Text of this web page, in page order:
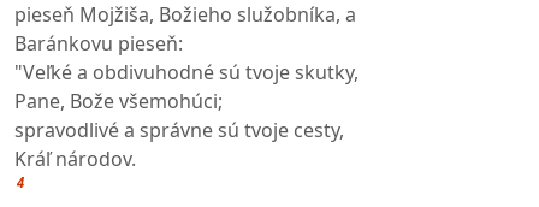
pieseň Mojžiša, Božieho služobníka, a
Baránkovu pieseň:
"Veľké a obdivuhodné sú tvoje skutky,
Pane, Bože všemohúci;
spravodlivé a správne sú tvoje cesty,
Kráľ národov.
4